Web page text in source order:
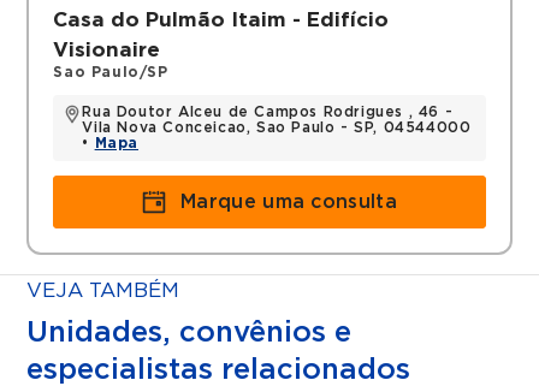
Casa do Pulmão Itaim - Edifício
Visionaire
Sao Paulo/SP
Rua Doutor Alceu de Campos Rodrigues , 46 -
Vila Nova Conceicao, Sao Paulo - SP, 04544000
•
Mapa
Marque uma consulta
VEJA TAMBÉM
Unidades, convênios e
especialistas relacionados